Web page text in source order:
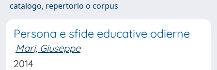
catalogo, repertorio o corpus
Persona e sfide educative odierne
Mari, Giuseppe
2014